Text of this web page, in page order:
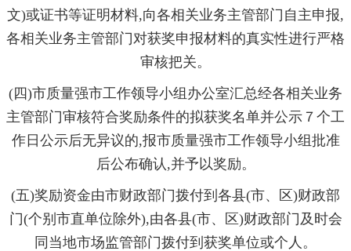
文)或证书等证明材料,向各相关业务主管部门自主申报,
各相关业务主管部门对获奖申报材料的真实性进行严格
审核把关。
(四)市质量强市工作领导小组办公室汇总经各相关业务
主管部门审核符合奖励条件的拟获奖名单并公示７个工
作日公示后无异议的,报市质量强市工作领导小组批准
后公布确认,并予以奖励。
(五)奖励资金由市财政部门拨付到各县(市、区)财政部
门(个别市直单位除外),由各县(市、区)财政部门及时会
同当地市场监管部门拨付到获奖单位或个人。